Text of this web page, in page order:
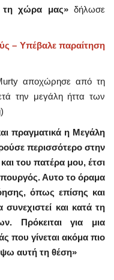
τη χώρα μας» δήλωσε
– Υπέβαλε παραίτηση
αποχώρησε από τη
την μεγάλη ήττα των
πραγματικά η Μεγάλη
περισσότερο στην
του πατέρα μου, έτσι
Αυτο το όραμα
όπως επίσης και
συνεχιστεί και κατά τη
Πρόκειται για μια
που γίνεται ακόμα πιο
αυτή τη θέση»